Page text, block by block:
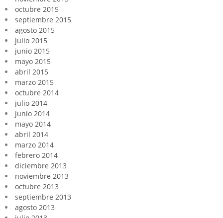
octubre 2015
septiembre 2015
agosto 2015
julio 2015
junio 2015
mayo 2015
abril 2015
marzo 2015
octubre 2014
julio 2014
junio 2014
mayo 2014
abril 2014
marzo 2014
febrero 2014
diciembre 2013
noviembre 2013
octubre 2013
septiembre 2013
agosto 2013